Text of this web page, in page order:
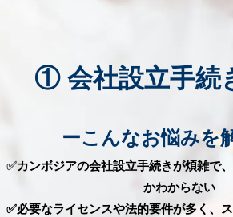
① 会社設立手続
ーこんなお悩みを
✅カンボジアの会社設立手続きが煩雑で
かわからない
✅必要なライセンスや法的要件が多く、